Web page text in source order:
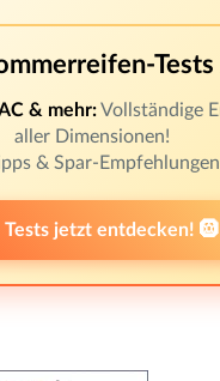
& mehr:Vollständige
aller Dimensionen!
& Spar-
Tests jetzt entdecken! 🛞